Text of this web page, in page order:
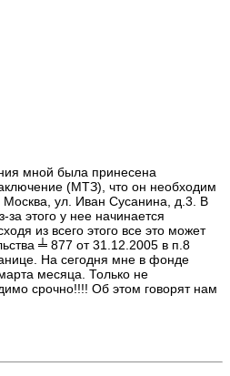
мной была принесена
(МТЗ), что он необходим
Москва, ул. Иван Сусанина, д.3. В
этого у нее начинается
из всего этого все это может
╧ 877 от 31.12.2005 в п.8
На сегодня мне в фонде
месяца. Только не
срочно!!!! Об этом говорят нам